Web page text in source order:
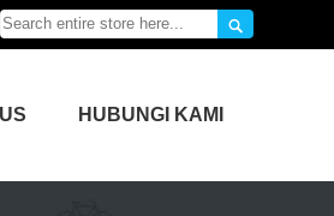

HUBUNGI KAMI